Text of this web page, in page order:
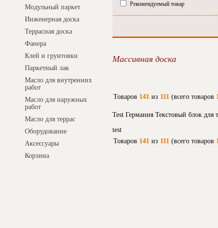
Модульный паркет
Инженерная доска
Террасная доска
Фанера
Клей и грунтовки
Паркетный лак
Масло для внутренних
работ
Масло для наружных
работ
Масло для террас
Оборудование
Аксессуары
Корзина
Рекомендуемый товар
Массивная доска
Товаров 141 из 111 (всего товаров
Test Германия Текстовый блок для
test
Товаров 141 из 111 (всего товаров